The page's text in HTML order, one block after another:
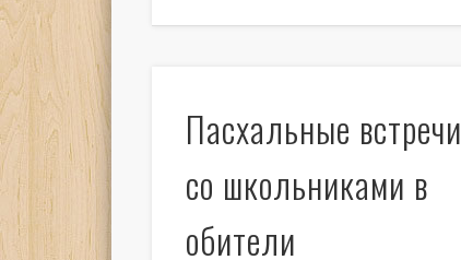
Пасхальные встречи
со школьниками в
обители